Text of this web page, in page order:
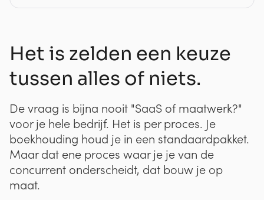
Het is zelden een keuze
tussen alles of niets.
De vraag is bijna nooit "SaaS of maatwerk?"
voor je hele bedrijf. Het is per proces. Je
boekhouding houd je in een standaardpakket.
Maar dat ene proces waar je je van de
concurrent onderscheidt, dat bouw je op
maat.